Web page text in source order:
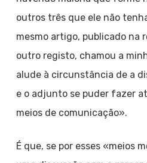
outros três que ele não
mesmo artigo, publicado na
outro registo, chamou a
alude à circunstância de a
e o adjunto se puder fazer
meios de comunicação».
É que, se por esses «meios